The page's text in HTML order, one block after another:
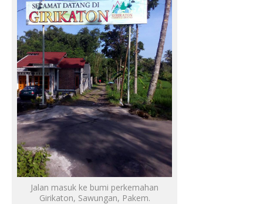
Jalan masuk ke bumi perkemahan
Girikaton, Sawungan, Pakem.